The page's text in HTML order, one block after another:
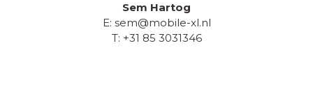
Sem Hartog
E: sem@mobile-xl.nl
T: +31 85 3031346